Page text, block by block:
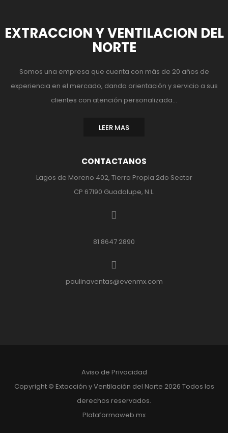
EXTRACCION Y VENTILACION DEL
NORTE
Somos una empresa que cuenta con más de 20 años de
experiencia en el mercado, dando orientación y servicio a sus
clientes con atención personalizada...
LEER MAS
CONTACTANOS
Lagos de Moreno 402, Tierra Propia 2do Sector
CP 67190 Guadalupe, N.L.
81 8647 2890
paulinaventas@evenmx.com
Aviso de Privacidad
Copyright © Extacción y Ventilación del Norte 2026 Todos los
derechos reservados.
Plataformaweb.mx